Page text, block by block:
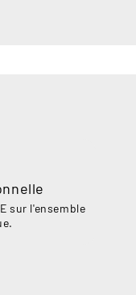
sur l'ensemble